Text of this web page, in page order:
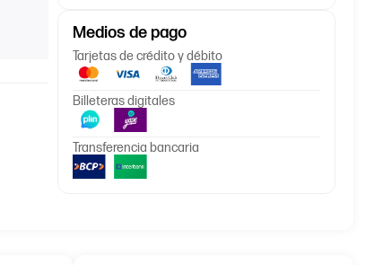
Medios de pago
Tarjetas de crédito y débito
Billeteras digitales
Transferencia bancaria